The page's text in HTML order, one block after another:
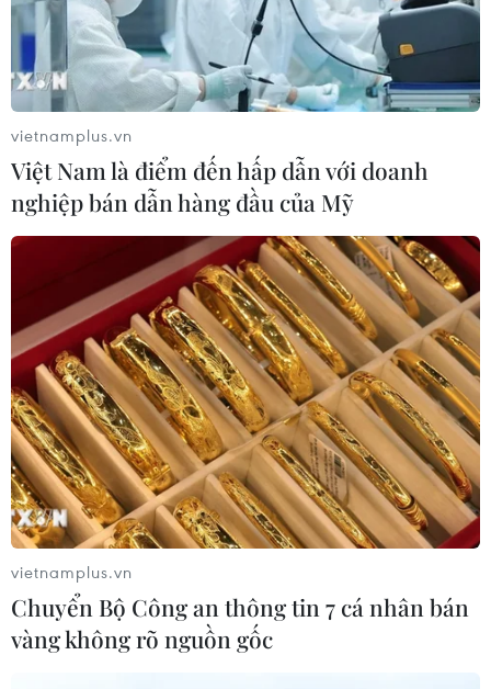
vietnamplus.vn
Việt Nam là điểm đến hấp dẫn với doanh
nghiệp bán dẫn hàng đầu của Mỹ
vietnamplus.vn
Chuyển Bộ Công an thông tin 7 cá nhân bán
vàng không rõ nguồn gốc